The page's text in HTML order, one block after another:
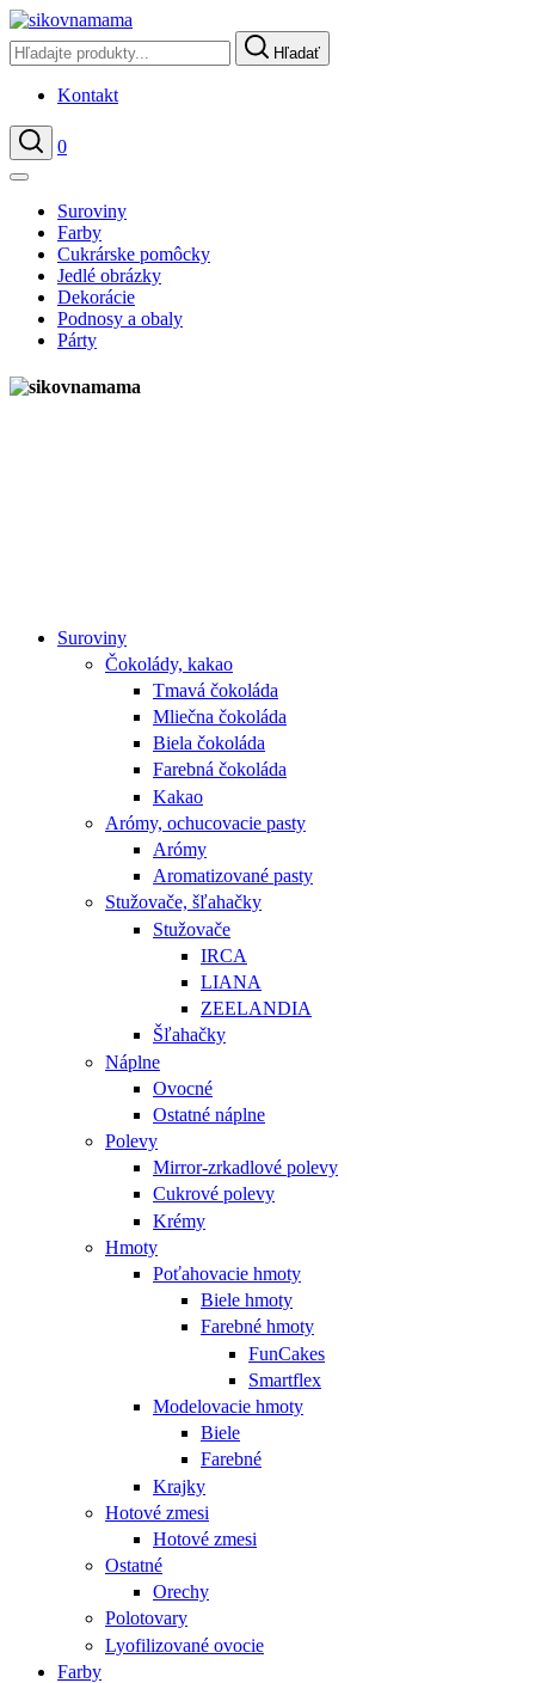
Hľadať
Kontakt
Hľadať
0
Suroviny
Farby
Cukrárske pomôcky
Jedlé obrázky
Dekorácie
Podnosy a obaly
Párty
Suroviny
Čokolády, kakao
Tmavá čokoláda
Mliečna čokoláda
Biela čokoláda
Farebná čokoláda
Kakao
Arómy, ochucovacie pasty
Arómy
Aromatizované pasty
Stužovače, šľahačky
Stužovače
IRCA
LIANA
ZEELANDIA
Šľahačky
Náplne
Ovocné
Ostatné náplne
Polevy
Mirror-zrkadlové polevy
Cukrové polevy
Krémy
Hmoty
Poťahovacie hmoty
Biele hmoty
Farebné hmoty
FunCakes
Smartflex
Modelovacie hmoty
Biele
Farebné
Krajky
Hotové zmesi
Hotové zmesi
Ostatné
Orechy
Polotovary
Lyofilizované ovocie
Farby